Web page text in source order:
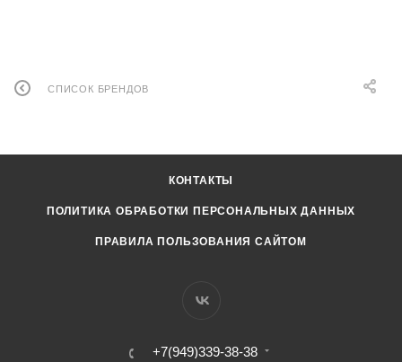
СПИСОК БРЕНДОВ
КОНТАКТЫ
ПОЛИТИКА ОБРАБОТКИ ПЕРСОНАЛЬНЫХ ДАННЫХ
ПРАВИЛА ПОЛЬЗОВАНИЯ САЙТОМ
+7(949)339-38-38